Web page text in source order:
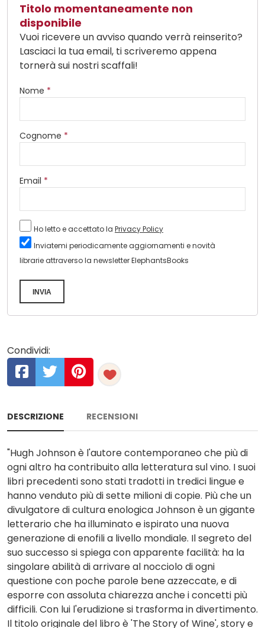
Titolo momentaneamente non
disponibile
Vuoi ricevere un avviso quando verrà reinserito?
Lasciaci la tua email, ti scriveremo appena
tornerà sui nostri scaffali!
Nome *
Cognome *
Email *
Ho letto e accettato la Privacy Policy
Inviatemi periodicamente aggiornamenti e novità
librarie attraverso la newsletter ElephantsBooks
INVIA
Condividi:
DESCRIZIONE RECENSIONI
"Hugh Johnson è l'autore contemporaneo che più di
ogni altro ha contribuito alla letteratura sul vino. I suoi
libri precedenti sono stati tradotti in tredici lingue e
hanno venduto più di sette milioni di copie. Più che un
divulgatore di cultura enologica Johnson è un gigante
letterario che ha illuminato e ispirato una nuova
generazione di enofili a livello mondiale. Il segreto del
suo successo si spiega con apparente facilità: ha la
singolare abilità di arrivare al nocciolo di ogni
questione con poche parole bene azzeccate, e di
esporre con assoluta chiarezza anche i concetti più
difficili. Con lui l'erudizione si trasforma in divertimento.
Il titolo originale del libro è 'The Story of Wine', story e